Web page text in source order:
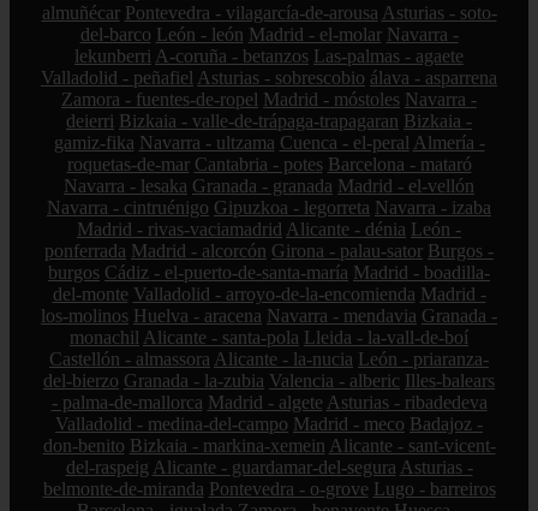
almuñécar Pontevedra - vilagarcía-de-arousa Asturias - soto-
del-barco León - león Madrid - el-molar Navarra -
lekunberri A-coruña - betanzos Las-palmas - agaete
Valladolid - peñafiel Asturias - sobrescobio álava - asparrena
Zamora - fuentes-de-ropel Madrid - móstoles Navarra -
deierri Bizkaia - valle-de-trápaga-trapagaran Bizkaia -
gamiz-fika Navarra - ultzama Cuenca - el-peral Almería -
roquetas-de-mar Cantabria - potes Barcelona - mataró
Navarra - lesaka Granada - granada Madrid - el-vellón
Navarra - cintruénigo Gipuzkoa - legorreta Navarra - izaba
Madrid - rivas-vaciamadrid Alicante - dénia León -
ponferrada Madrid - alcorcón Girona - palau-sator Burgos -
burgos Cádiz - el-puerto-de-santa-maría Madrid - boadilla-
del-monte Valladolid - arroyo-de-la-encomienda Madrid -
los-molinos Huelva - aracena Navarra - mendavia Granada -
monachil Alicante - santa-pola Lleida - la-vall-de-boí
Castellón - almassora Alicante - la-nucia León - priaranza-
del-bierzo Granada - la-zubia Valencia - alberic Illes-balears
- palma-de-mallorca Madrid - algete Asturias - ribadedeva
Valladolid - medina-del-campo Madrid - meco Badajoz -
don-benito Bizkaia - markina-xemein Alicante - sant-vicent-
del-raspeig Alicante - guardamar-del-segura Asturias -
belmonte-de-miranda Pontevedra - o-grove Lugo - barreiros